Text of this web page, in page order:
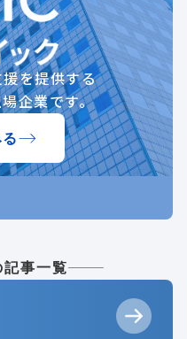
を提供する
企業です。
事一覧